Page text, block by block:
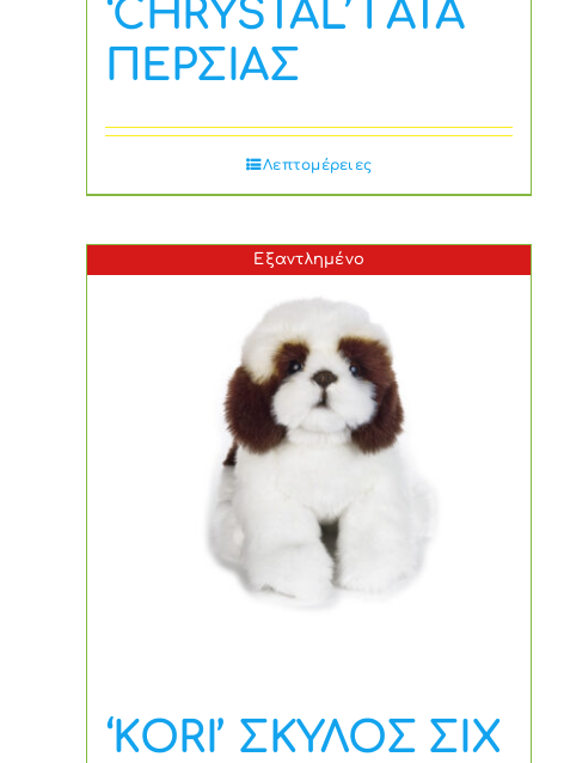
‘CHRYSTAL’ ΓΑΤΑ
ΠΕΡΣΙΑΣ
Λεπτομέρειες
Εξαντλημένο
‘KORI’ ΣΚΥΛΟΣ ΣΙΧ